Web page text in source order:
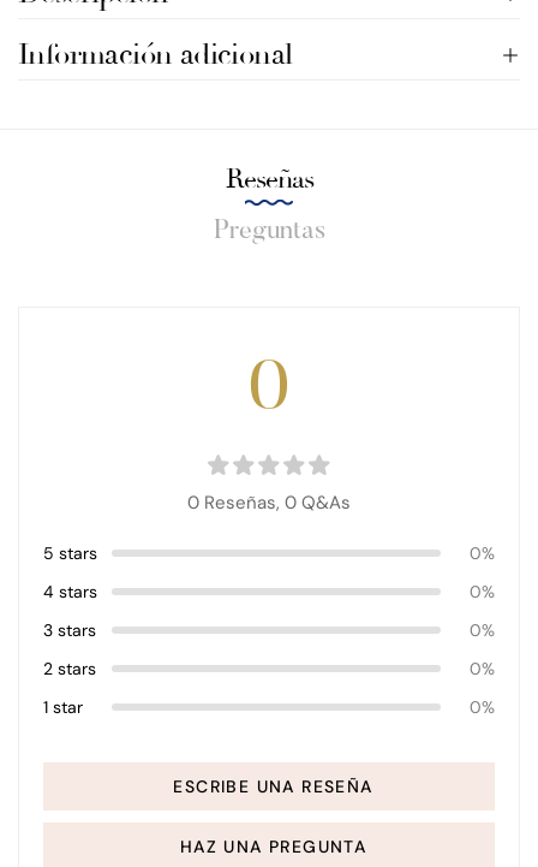
Información adicional
Reseñas
Preguntas
0
0 Reseñas, 0 Q&As
5 stars
0%
4 stars
0%
3 stars
0%
2 stars
0%
1 star
0%
ESCRIBE UNA RESEÑA
HAZ UNA PREGUNTA